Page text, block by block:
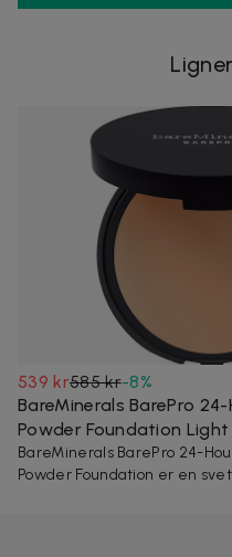
539 kr585 kr-8%
BareMinerals BarePro
Powder Foundation Light
BareMinerals BarePro 24-
Powder Foundation er en